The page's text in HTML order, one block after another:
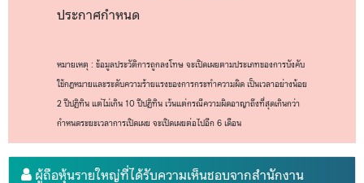
ประกาศกำหนด
หมายเหตุ : ข้อมูลประวัติการถูกลงโทษ จะเปิดเผยตามประเภทของการบังคับ
ใช้กฎหมายและระดับความร้ายแรงของการกระทำความผิด เป็นเวลาอย่างน้อย
2 ปีปฏิทิน แต่ไม่เกิน 10 ปีปฏิทิน เว้นแต่กรณีความผิดอาญาถึงที่สุดเกินกว่า
กำหนดระยะเวลาการเปิดเผย จะเปิดเผยต่อไปอีก 6 เดือน
ผู้ถือหุ้นรายใหญ่ที่ได้รับความเห็นชอบจากสำนักงาน